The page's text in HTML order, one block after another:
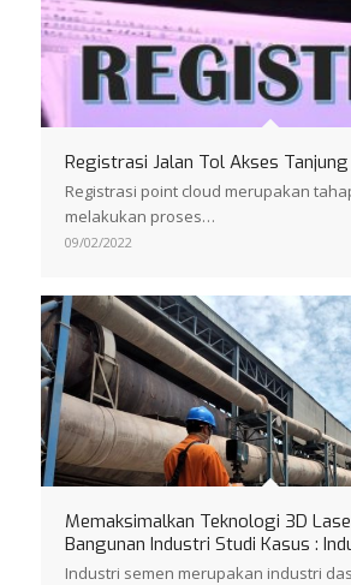
Registrasi Jalan Tol Akses
Registrasi point cloud merupakan
melakukan proses…
09/02/2022
Memaksimalkan Teknologi 3D
Bangunan Industri Studi Kasus :
Industri semen merupakan industri